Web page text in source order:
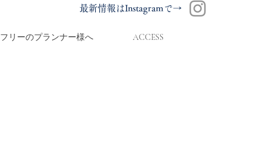
最新情報はInstagramで→
フリーのプランナー様へ ACCESS